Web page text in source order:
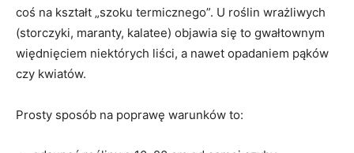
coś na kształt „szoku termicznego”. U roślin wrażliwych
(storczyki, maranty, kalatee) objawia się to gwałtownym
więdnięciem niektórych liści, a nawet opadaniem pąków
czy kwiatów.
Prosty sposób na poprawę warunków to: